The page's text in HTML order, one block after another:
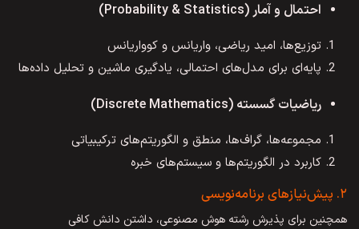
احتمال و آمار (Probability & Statistics)
توزیع‌ها، امید ریاضی، واریانس و کوواریانس
پایه‌ای برای مدل‌های احتمالی، یادگیری ماشین و تحلیل داده‌ها
ریاضیات گسسته (Discrete Mathematics)
مجموعه‌ها، گراف‌ها، منطق و الگوریتم‌های ترکیبیاتی
کاربرد در الگوریتم‌ها و سیستم‌های خبره
۲. پیش‌نیازهای برنامه‌نویسی
همچنین برای پذیرش رشته هوش مصنوعی، داشتن دانش کافی